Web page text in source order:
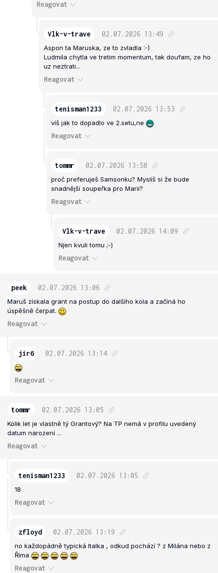
Reagovat
Vlk-v-trave 02.07.2026 13:49
Aspon ta Maruska, ze to zvladla :-)
Ludmila chytla ve tretim momentum, tak doufam, ze ho
uz neztrati...
Reagovat
tenisman1233 02.07.2026 13:53
víš jak to dopadlo ve 2.setu,ne
Reagovat
tommr 02.07.2026 13:58
proč preferuješ Samsonku? Myslíš si že bude
snadnější soupeřka pro Marii?
Reagovat
Vlk-v-trave 02.07.2026 14:09
Njen kvuli tomu ;-)
Reagovat
peek 02.07.2026 13:06
Maruš získala grant na postup do dalšího kola a začíná ho
úspěšně čerpat.
Reagovat
jir6 02.07.2026 13:14
Reagovat
tommr 02.07.2026 13:05
Kolik let je vlastně tý Grantový? Na TP nemá v profilu uvedený
datum narození ...
Reagovat
tenisman1233 02.07.2026 13:05
18
Reagovat
zfloyd 02.07.2026 13:19
no každopádně typická Italka , odkud pochází ? z Milána nebo z
Říma
Reagovat